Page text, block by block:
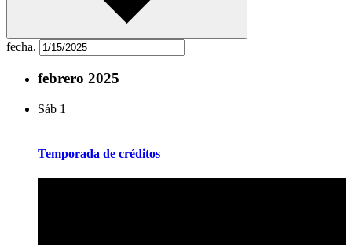
fecha.
febrero 2025
Sáb 1
Temporada de créditos